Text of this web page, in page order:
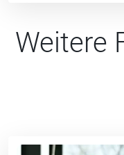
Weitere